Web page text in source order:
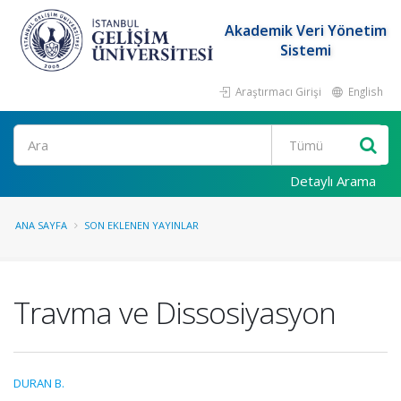
Akademik Veri Yönetim
Sistemi
Araştırmacı Girişi English
Ara
Detaylı Arama
ANA SAYFA SON EKLENEN YAYINLAR
Travma ve Dissosiyasyon
DURAN B.